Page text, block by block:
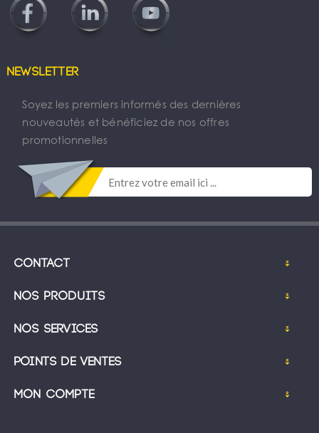
Newsletter
Soyez les premiers informés des dernières
nouveautés et bénéficiez de nos offres
promotionnelles
Contact
Nos produits
Nos services
Points de ventes
Mon compte